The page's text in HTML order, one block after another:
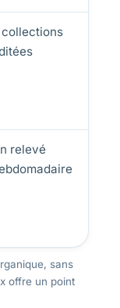
collections
relevé
sans
offre un point